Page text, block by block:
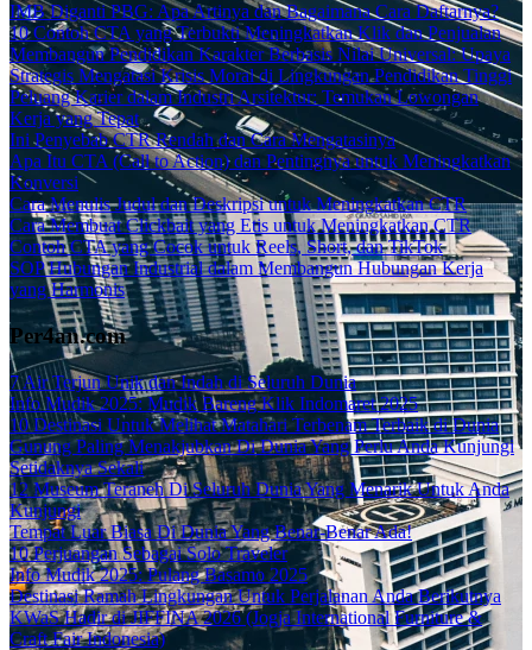
IMB Diganti PBG: Apa Artinya dan Bagaimana Cara Daftarnya?
10 Contoh CTA yang Terbukti Meningkatkan Klik dan Penjualan
Membangun Pendidikan Karakter Berbasis Nilai Universal: Upaya
Strategis Mengatasi Krisis Moral di Lingkungan Pendidikan Tinggi
Peluang Karier dalam Industri Arsitektur: Temukan Lowongan
Kerja yang Tepat
Ini Penyebab CTR Rendah dan Cara Mengatasinya
Apa Itu CTA (Call to Action) dan Pentingnya untuk Meningkatkan
Konversi
Cara Menulis Judul dan Deskripsi untuk Meningkatkan CTR
Cara Membuat Clickbait yang Etis untuk Meningkatkan CTR
Contoh CTA yang Cocok untuk Reels, Short, dan TikTok
SOP Hubungan Industrial dalam Membangun Hubungan Kerja
yang Harmonis
Per4an.com
7 Air Terjun Unik dan Indah di Seluruh Dunia
Info Mudik 2025: Mudik Bareng Klik Indomaret 2025
10 Destinasi Untuk Melihat Matahari Terbenam Terbaik di Dunia
Gunung Paling Menakjubkan Di Dunia Yang Perlu Anda Kunjungi
Setidaknya Sekali
12 Museum Teraneh Di Seluruh Dunia Yang Menarik Untuk Anda
Kunjungi
Tempat Luar Biasa Di Dunia Yang Benar-Benar Ada!
10 Perjuangan Sebagai Solo Traveler
Info Mudik 2025: Pulang Basamo 2025
Destinasi Ramah Lingkungan Untuk Perjalanan Anda Berikutnya
KWaS Hadir di JIFFINA 2026 (Jogja International Furniture &
Craft Fair Indonesia)